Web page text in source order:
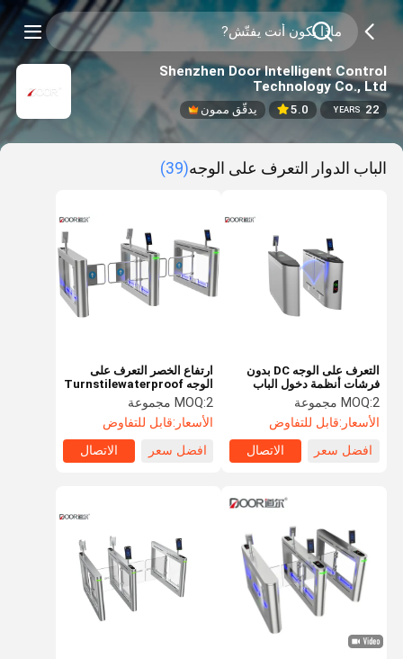
Shenzhen Door Intelligent Control
Technology Co., Ltd
22
YEARS
5.0 يدقّق ممون
الباب الدوار التعرف على الوجه(39)
ارتفاع الخصر التعرف على
الوجه Turnstilewaterproof
Swing Arm Brushless
Motor
MOQ:2 مجموعة
الأسعار:قابل للتفاوض
افضل سعر
الاتصال
التعرف على الوجه DC بدون
فرشات أنظمة دخول الباب
الدوار عمر طويل
MOQ:2 مجموعة
الأسعار:قابل للتفاوض
افضل سعر
الاتصال